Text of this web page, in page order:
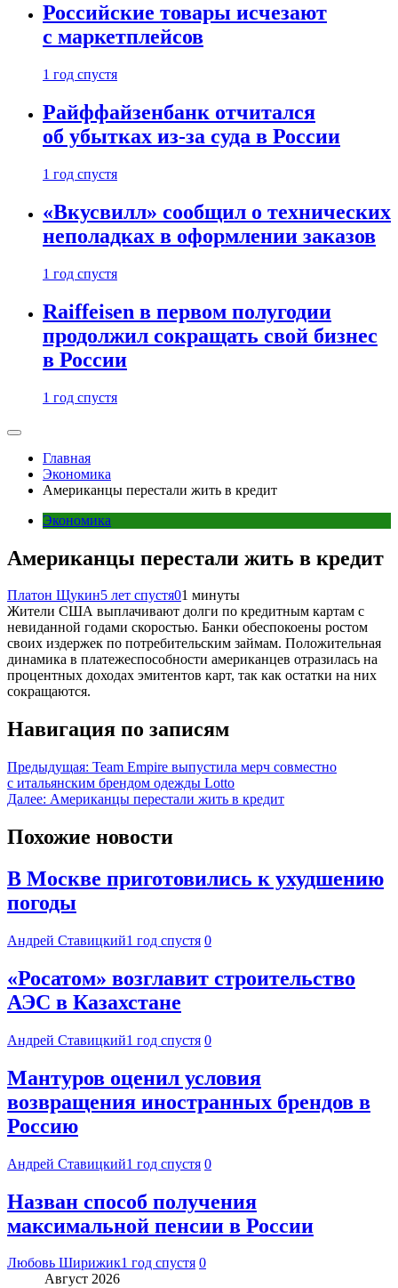
Российские товары исчезают
с маркетплейсов
1 год спустя
Райффайзенбанк отчитался
об убытках из-за суда в России
1 год спустя
«Вкусвилл» сообщил о технических
неполадках в оформлении заказов
1 год спустя
Raiffeisen в первом полугодии
продолжил сокращать свой бизнес
в России
1 год спустя
Главная
Экономика
Американцы перестали жить в кредит
Экономика
Американцы перестали жить в кредит
Платон Щукин5 лет спустя01 минуты
Жители США выплачивают долги по кредитным картам с
невиданной годами скоростью. Банки обеспокоены ростом
своих издержек по потребительским займам. Положительная
динамика в платежеспособности американцев отразилась на
процентных доходах эмитентов карт, так как остатки на них
сокращаются.
Навигация по записям
Предыдущая: Team Empire выпустила мерч совместно
с итальянским брендом одежды Lotto
Далее: Американцы перестали жить в кредит
Похожие новости
В Москве приготовились к ухудшению
погоды
Андрей Ставицкий1 год спустя 0
«Росатом» возглавит строительство
АЭС в Казахстане
Андрей Ставицкий1 год спустя 0
Мантуров оценил условия
возвращения иностранных брендов в
Россию
Андрей Ставицкий1 год спустя 0
Назван способ получения
максимальной пенсии в России
Любовь Ширижик1 год спустя 0
Август 2026